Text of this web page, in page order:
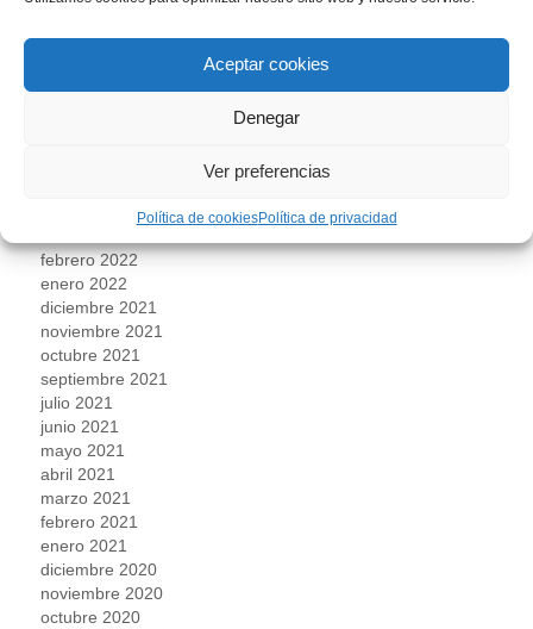
Aceptar cookies
Denegar
Ver preferencias
Política de cookiesPolítica de privacidad
septiembre 2022
febrero 2022
enero 2022
diciembre 2021
noviembre 2021
octubre 2021
septiembre 2021
julio 2021
junio 2021
mayo 2021
abril 2021
marzo 2021
febrero 2021
enero 2021
diciembre 2020
noviembre 2020
octubre 2020